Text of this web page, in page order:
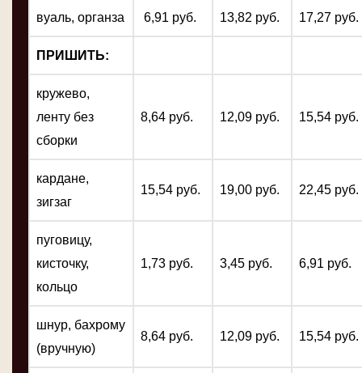
вуаль, органза 6,91 руб. 13,82 руб. 17,27 руб.
ПРИШИТЬ:
кружево,
ленту без
сборки
8,64 руб. 12,09 руб. 15,54 руб.
кардане,
зигзаг
15,54 руб. 19,00 руб. 22,45 руб.
пуговицу,
кисточку,
кольцо
1,73 руб. 3,45 руб. 6,91 руб.
шнур, бахрому
(вручную)
8,64 руб. 12,09 руб. 15,54 руб.